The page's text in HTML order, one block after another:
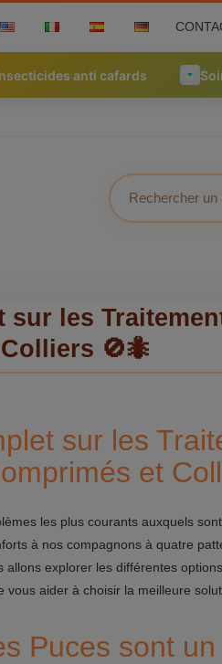
anti cafards
sur les
🚫🐜
sur les
et
les plus courants auxquels
à nos compagnons à quatre
allons explorer les différentes
vous aider à choisir la meilleure
Puces sont un